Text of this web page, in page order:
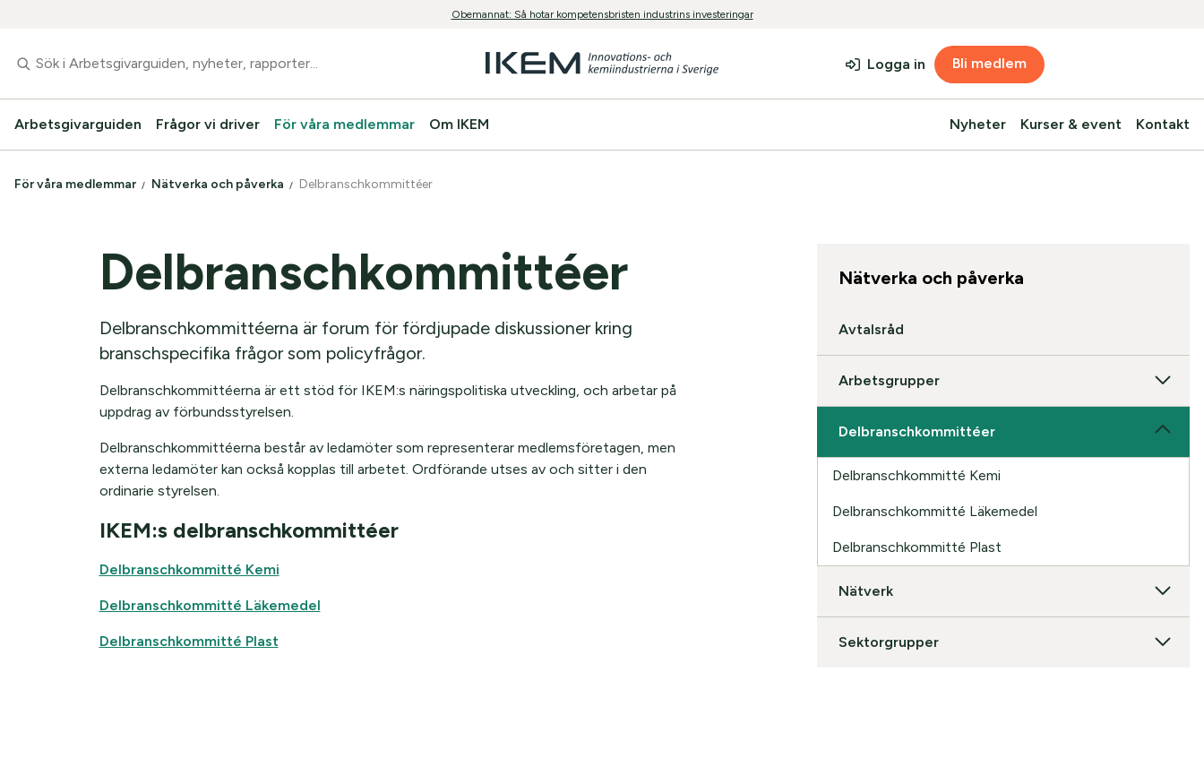
Obemannat: Så hotar kompetensbristen industrins investeringar
Arbetsgivarguiden Frågor vi driver För våra medlemmar Om IKEM Nyheter Kurser & event Kontakt
Logga in Bli medlem
För våra medlemmar Nätverka och påverka Delbranschkommittéer
Delbranschkommittéer
Delbranschkommittéerna är forum för fördjupade diskussioner kring
branschspecifika frågor som policyfrågor.
Delbranschkommittéerna är ett stöd för IKEM:s näringspolitiska utveckling, och arbetar på
uppdrag av förbundsstyrelsen.
Delbranschkommittéerna består av ledamöter som representerar medlemsföretagen, men
externa ledamöter kan också kopplas till arbetet. Ordförande utses av och sitter i den
ordinarie styrelsen.
IKEM:s delbranschkommittéer
Delbranschkommitté Kemi
Delbranschkommitté Läkemedel
Delbranschkommitté Plast
Nätverka och påverka
Avtalsråd
Arbetsgrupper
Delbranschkommittéer
Delbranschkommitté Kemi
Delbranschkommitté Läkemedel
Delbranschkommitté Plast
Nätverk
Sektorgrupper